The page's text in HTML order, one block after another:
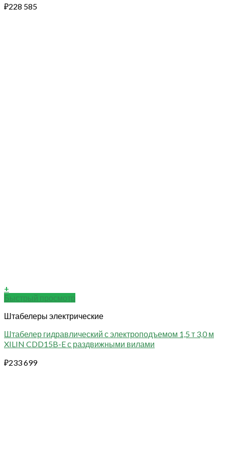
₽228 585
+
Быстрый просмотр
Штабелеры электрические
Штабелер гидравлический с электроподъемом 1,5 т 3,0 м
XILIN CDD15B-E с раздвижными вилами
₽233 699